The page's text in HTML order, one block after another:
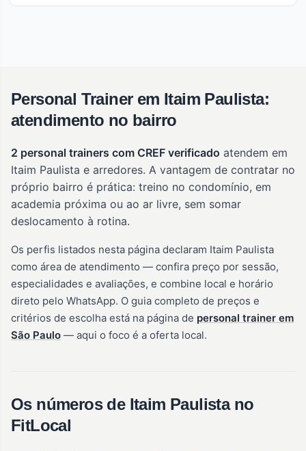
Personal Trainer em Itaim Paulista:
atendimento no bairro
2 personal trainers com CREF verificado atendem em
Itaim Paulista e arredores. A vantagem de contratar no
próprio bairro é prática: treino no condomínio, em
academia próxima ou ao ar livre, sem somar
deslocamento à rotina.
Os perfis listados nesta página declaram Itaim Paulista
como área de atendimento — confira preço por sessão,
especialidades e avaliações, e combine local e horário
direto pelo WhatsApp. O guia completo de preços e
critérios de escolha está na página de personal trainer em
São Paulo — aqui o foco é a oferta local.
Os números de Itaim Paulista no
FitLocal